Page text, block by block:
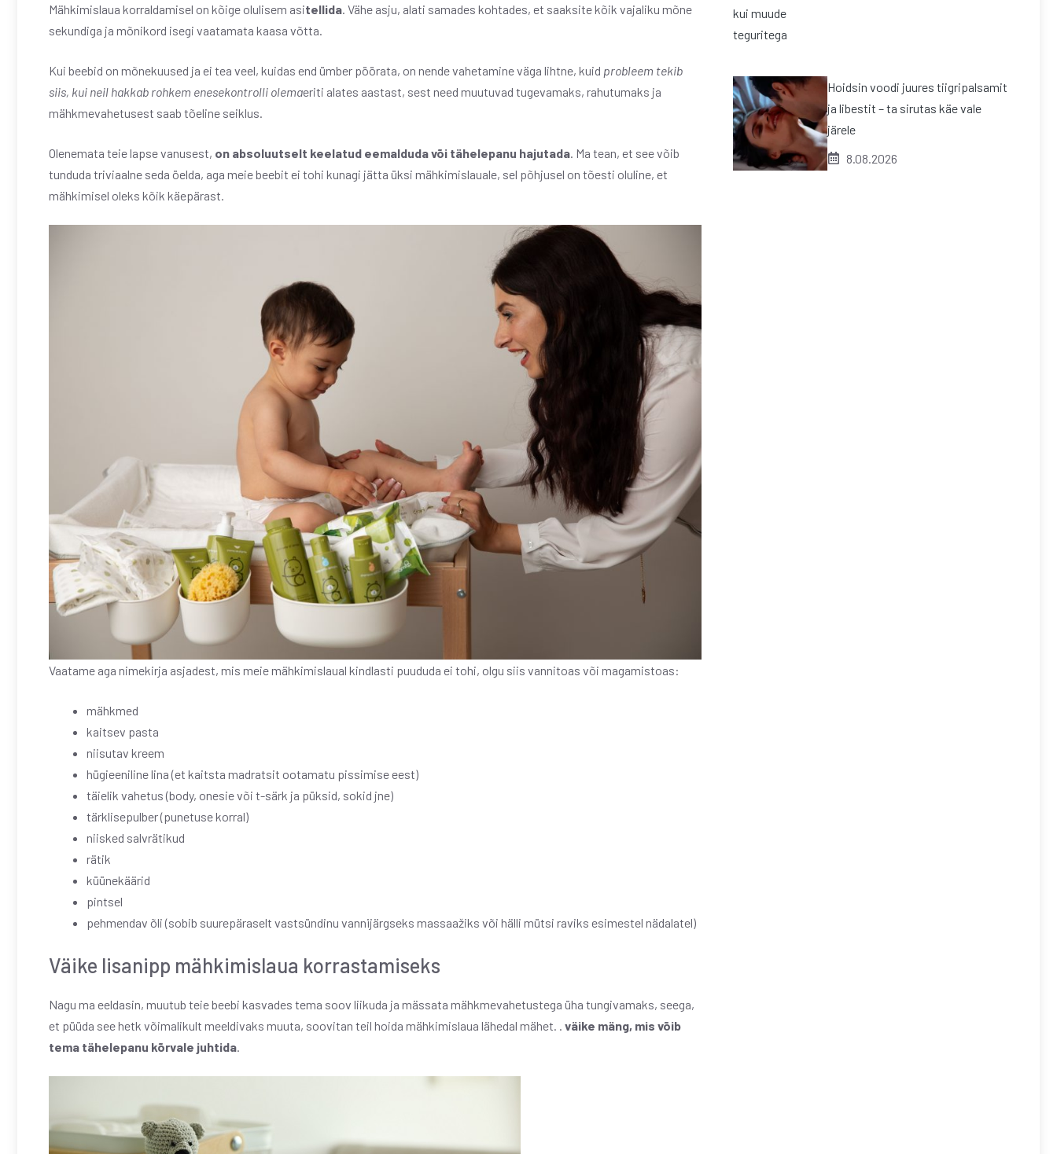
Mähkimislaua korraldamisel on kõige olulisem asitellida . Vähe asju, alati samades kohtades, et saaksite kõik vajaliku mõne
sekundiga ja mõnikord isegi vaatamata kaasa võtta.
Kui beebid on mõnekuused ja ei tea veel, kuidas end ümber pöörata, on nende vahetamine väga lihtne, kuid probleem tekib
siis, kui neil hakkab rohkem enesekontrolli olemaeriti alates aastast, sest need muutuvad tugevamaks, rahutumaks ja
mähkmevahetusest saab tõeline seiklus.
Olenemata teie lapse vanusest, on absoluutselt keelatud eemalduda või tähelepanu hajutada . Ma tean, et see võib
tunduda triviaalne seda öelda, aga meie beebit ei tohi kunagi jätta üksi mähkimislauale, sel põhjusel on tõesti oluline, et
mähkimisel oleks kõik käepärast.
Vaatame aga nimekirja asjadest, mis meie mähkimislaual kindlasti puududa ei tohi, olgu siis vannitoas või magamistoas:
mähkmed
kaitsev pasta
niisutav kreem
hügieeniline lina (et kaitsta madratsit ootamatu pissimise eest)
täielik vahetus (body, onesie või t-särk ja püksid, sokid jne)
tärklisepulber (punetuse korral)
niisked salvrätikud
rätik
küünekäärid
pintsel
pehmendav õli (sobib suurepäraselt vastsündinu vannijärgseks massaažiks või hälli mütsi raviks esimestel nädalatel)
Väike lisanipp mähkimislaua korrastamiseks
Nagu ma eeldasin, muutub teie beebi kasvades tema soov liikuda ja mässata mähkmevahetustega üha tungivamaks, seega,
et püüda see hetk võimalikult meeldivaks muuta, soovitan teil hoida mähkimislaua lähedal mähet. . väike mäng, mis võib
tema tähelepanu kõrvale juhtida.
Hoidsin voodi juures tiigripalsamit
ja libestit – ta sirutas käe vale
järele
8.08.2026